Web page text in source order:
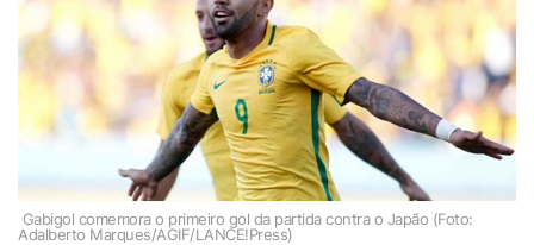
Gabigol comemora o primeiro gol da partida contra o Japão (Foto:
Adalberto Marques/AGIF/LANCE!Press)